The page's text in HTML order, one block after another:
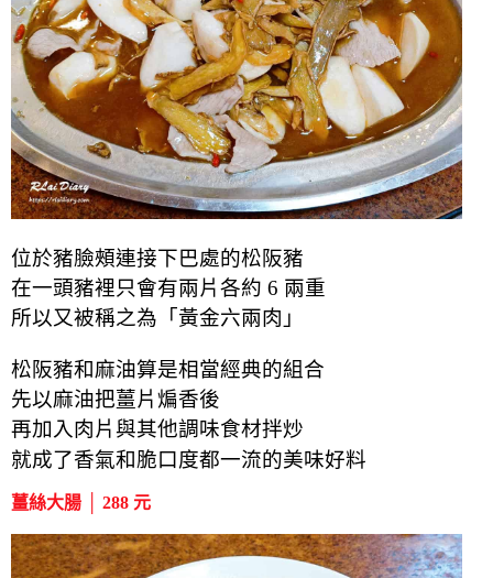
位於豬臉頰連接下巴處的松阪豬
在一頭豬裡只會有兩片各約 6 兩重
所以又被稱之為「黃金六兩肉」
松阪豬和麻油算是相當經典的組合
先以麻油把薑片煸香後
再加入肉片與其他調味食材拌炒
就成了香氣和脆口度都一流的美味好料
薑絲大腸 │ 288 元